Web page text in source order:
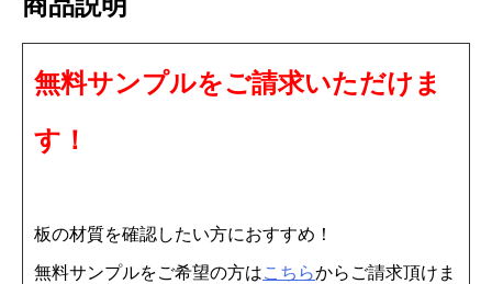
ス
テ
無料サンプルをご請求いただけま
す！
板の材質を確認したい方におすすめ！
無料サンプルをご希望の方はこちらからご請求頂けま